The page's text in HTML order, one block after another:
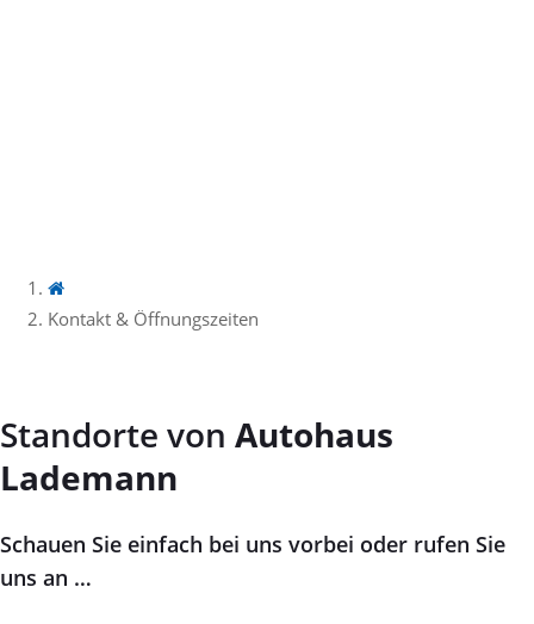
Kontakt & Öffnungszeiten
Standorte von Autohaus
Lademann
Schauen Sie einfach bei uns vorbei oder rufen Sie
uns an …